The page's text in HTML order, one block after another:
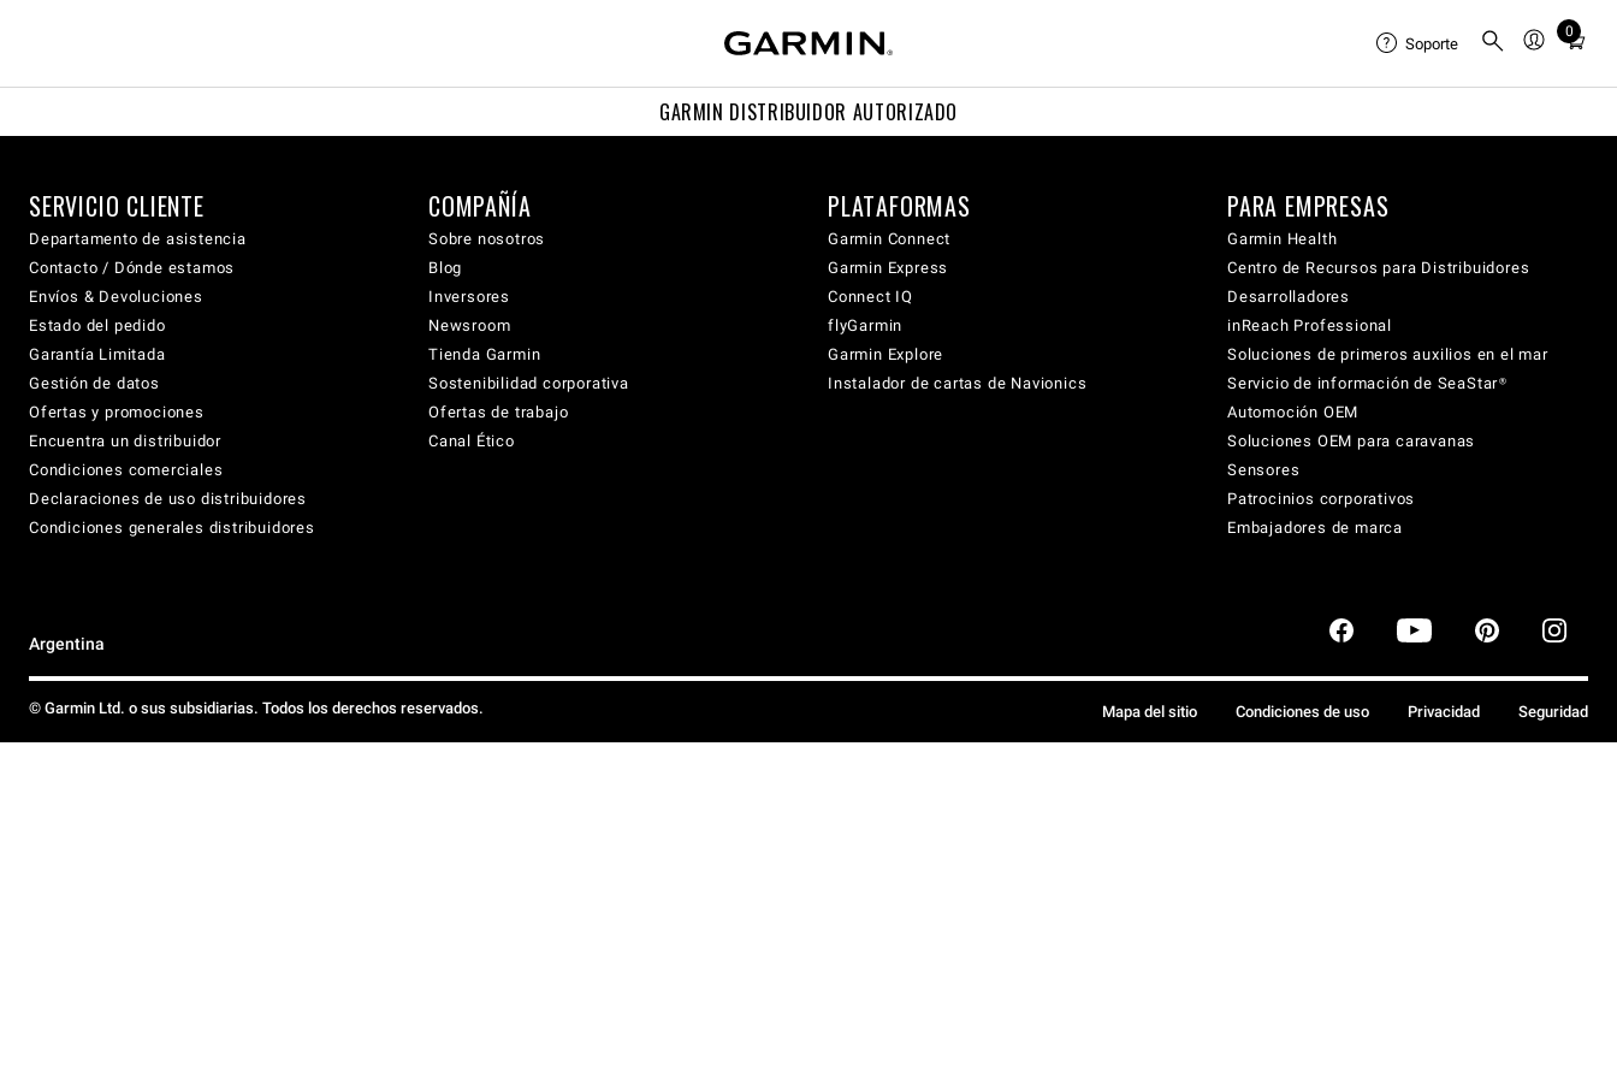
GARMIN DISTRIBUIDOR AUTORIZADO
Soporte
0
Total
cart:
SERVICIO CLIENTE
Departamento de asistencia
Contacto / Dónde estamos
Envíos & Devoluciones
Estado del pedido
Garantía Limitada
Gestión de datos
Ofertas y promociones
Encuentra un distribuidor
Condiciones comerciales
Declaraciones de uso distribuidores
Condiciones generales distribuidores
COMPAÑÍA
Sobre nosotros
Blog
Inversores
Newsroom
Tienda Garmin
Sostenibilidad corporativa
Ofertas de trabajo
Canal Ético
PLATAFORMAS
Garmin Connect
Garmin Express
Connect IQ
flyGarmin
Garmin Explore
Instalador de cartas de Navionics
PARA EMPRESAS
Garmin Health
Centro de Recursos para Distribuidores
Desarrolladores
inReach Professional
Soluciones de primeros auxilios en el mar
Servicio de información de SeaStar®
Automoción OEM
Soluciones OEM para caravanas
Sensores
Patrocinios corporativos
Embajadores de marca
Argentina
© Garmin Ltd. o sus subsidiarias. Todos los derechos reservados. Mapa del sitio Condiciones de uso Privacidad Seguridad